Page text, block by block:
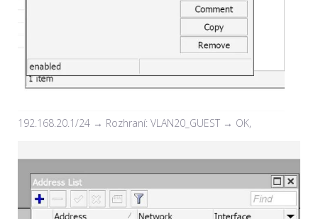
192.168.20.1/24 → Rozhraní: VLAN20_GUEST → OK,